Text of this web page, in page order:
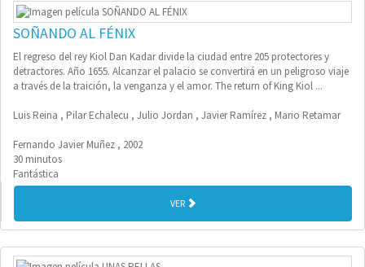
SOÑANDO AL FÉNIX
El regreso del rey Kiol Dan Kadar divide la ciudad entre 205 protectores y
detractores. Año 1655. Alcanzar el palacio se convertirá en un peligroso viaje
a través de la traición, la venganza y el amor. The return of King Kiol ...
Luis Reina , Pilar Echalecu , Julio Jordan , Javier Ramírez , Mario Retamar
Fernando Javier Muñez , 2002
30 minutos
Fantástica
VER